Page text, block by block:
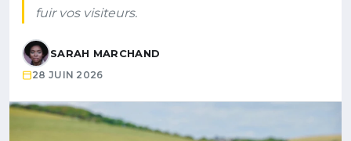
fuir vos visiteurs.
SARAH MARCHAND
28 JUIN 2026